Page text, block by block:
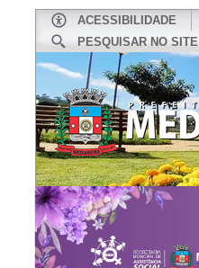
ACESSIBILIDADE
PESQUISAR NO SITE